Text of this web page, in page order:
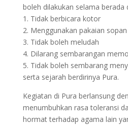
boleh dilakukan selama berada
1. Tidak berbicara kotor
2. Menggunakan pakaian sopan
3. Tidak boleh meludah
4. Dilarang sembarangan
5. Tidak boleh sembarang
serta sejarah berdirinya Pura.
Kegiatan di Pura berlansung
menumbuhkan rasa toleransi
hormat terhadap agama lain